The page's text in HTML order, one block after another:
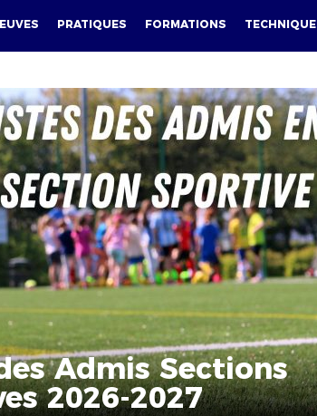
PRATIQUES FORMATIONS TECHNIQUE
Admis Sections
2026-2027